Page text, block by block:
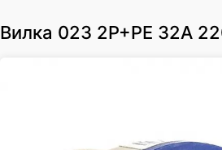
Вилка 023 2Р+РЕ 32А